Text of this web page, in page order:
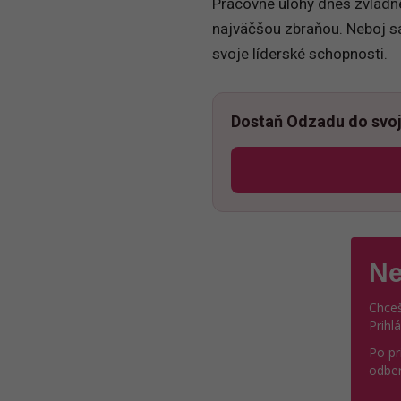
Pracovné úlohy dnes
najväčšou zbraňou. Neboj
svoje líderské schopnosti.
Dostaň Odzadu do
Po